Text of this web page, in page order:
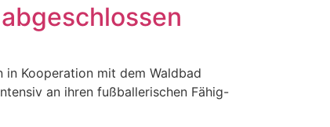
Kooperation mit dem Waldbad
an ihren fußballerischen Fähig-